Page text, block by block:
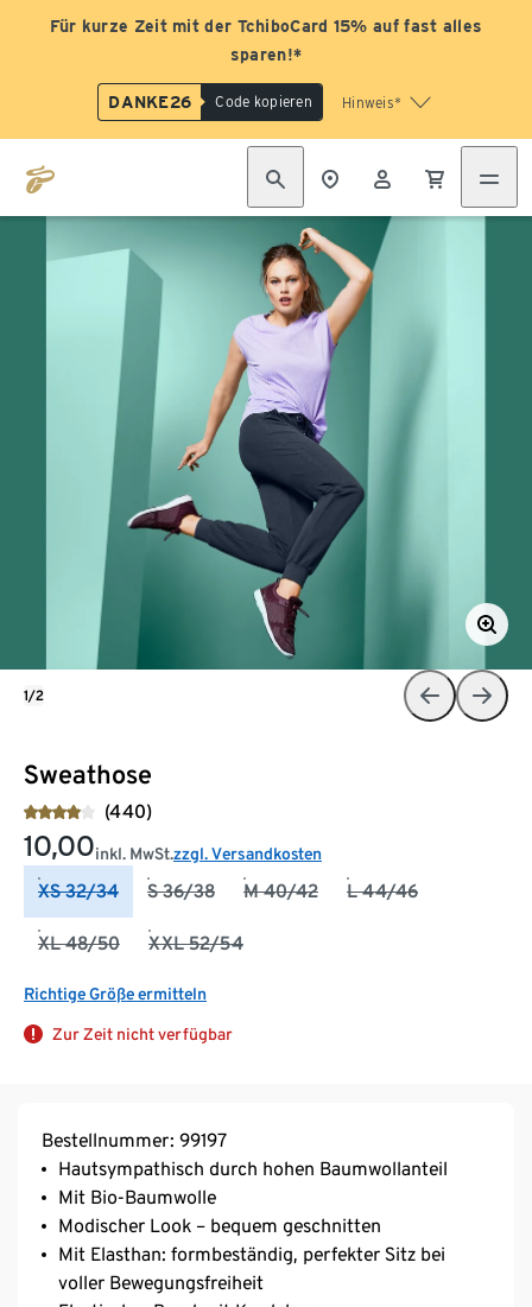
Für kurze Zeit mit der TchiboCard 15% auf fast alles
sparen!*
DANKE26 Code kopieren Hinweis*
Sweathose
(440)
10,00inkl. MwSt.zzgl. Versandkosten
XS 32/34 S 36/38 M 40/42 L 44/46
XL 48/50 XXL 52/54
Richtige Größe ermitteln
Zur Zeit nicht verfügbar
1/2
Bestellnummer: 99197
Hautsympathisch durch hohen Baumwollanteil
Mit Bio-Baumwolle
Modischer Look – bequem geschnitten
Mit Elasthan: formbeständig, perfekter Sitz bei
voller Bewegungsfreiheit